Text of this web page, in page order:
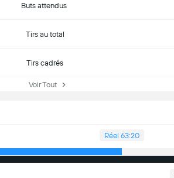
Buts attendus
Tirs au total
Tirs cadrés
Voir Tout
Réel 63:20